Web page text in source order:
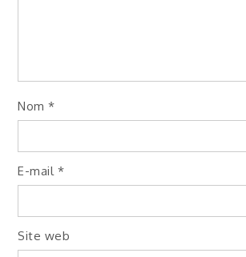
Nom*
E-mail *
Site web